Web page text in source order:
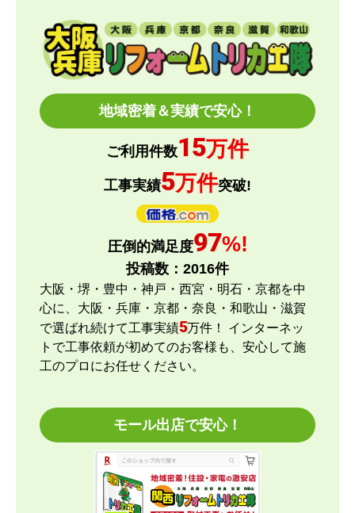
【その他感想・コメント】
工事日の都合が悪くなったためリスケをお願いした
ところ
快く対応していただきました。やりとりもスムーズ
でした。
とどーーんさん
ショップからの連絡や対応は適切でしたか？
予定の期日までに商品が届きましたか？
はい
商品の梱包は必要十分なものでしたか？
はい
【注文商品】エアコン・クーラー 【注文
時期】2026年04月頃
【このショップを選んだ理由は？運営会社が割と近
地域密着＆実績で安心！
ご利用件数15万件
工事実績5万件突破!
圧倒的満足度97%!
投稿数： 2016件
大阪・堺・豊中・神戸・西宮・明石・京都を中
心に、大阪・兵庫・京都・奈良・和歌山・滋賀
で選ばれ続けて工事実績5万件！ インターネッ
トで工事依頼が初めてのお客様も、安心して施
工のプロにお任せください。
モール出店で安心！